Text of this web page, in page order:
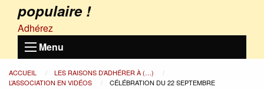
populaire !
Adhérez
Menu
ACCUEIL
LES RAISONS D’ADHÉRER À (…)
L’ASSOCIATION EN VIDÉOS
CÉLÉBRATION DU 22 SEPTEMBRE